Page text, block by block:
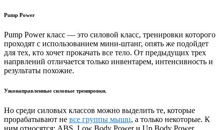
Pump Power
Pump Power класс — это силовой класс, тренировки которого
проходят с использованием мини-штанг, опять же подойдет
для тех, кто хочет прокачать все тело. От предыдущих трех
напрвлений отличается только инвентарем, интенсивность и
результаты похожие.
Узконаправленные силовые тренировки.
Но среди силовых классов можно выделить те, которые
прорабатывают не все группы мышц, а только некоторые. К